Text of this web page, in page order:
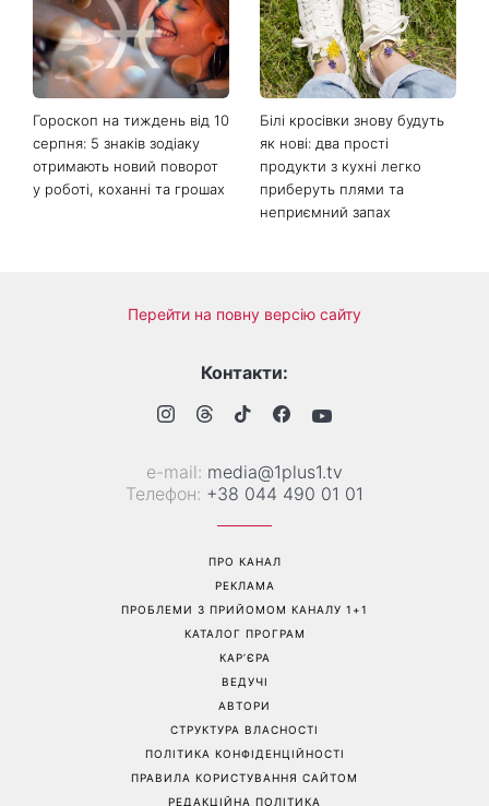
Гороскоп на тиждень від 10
серпня: 5 знаків зодіаку
отримають новий поворот
у роботі, коханні та грошах
Білі кросівки знову будуть
як нові: два прості
продукти з кухні легко
приберуть плями та
неприємний запах
Перейти на повну версію сайту
Контакти:
е-mail: media@1plus1.tv
Телефон: +38 044 490 01 01
ПРО КАНАЛ
РЕКЛАМА
ПРОБЛЕМИ З ПРИЙОМОМ КАНАЛУ 1+1
КАТАЛОГ ПРОГРАМ
КАР’ЄРА
ВЕДУЧІ
АВТОРИ
СТРУКТУРА ВЛАСНОСТІ
ПОЛІТИКА КОНФІДЕНЦІЙНОСТІ
ПРАВИЛА КОРИСТУВАННЯ САЙТОМ
РЕДАКЦІЙНА ПОЛІТИКА